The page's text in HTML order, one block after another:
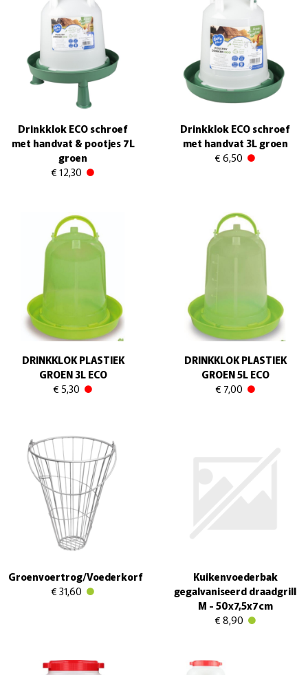
Drinkklok ECO schroef
met handvat & pootjes 7L
groen
€ 12,30
Drinkklok ECO schroef
met handvat 3L groen
€ 6,50
DRINKKLOK PLASTIEK
GROEN 3L ECO
€ 5,30
DRINKKLOK PLASTIEK
GROEN 5L ECO
€ 7,00
Groenvoertrog/Voederkorf
€ 31,60
Kuikenvoederbak
gegalvaniseerd draadgrill
M - 50x7,5x7cm
€ 8,90